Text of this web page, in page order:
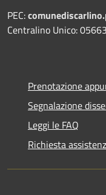
PEC:
Centralino Unico:
Prenotazione
Segnalazione
Leggi le FAQ
Richiesta